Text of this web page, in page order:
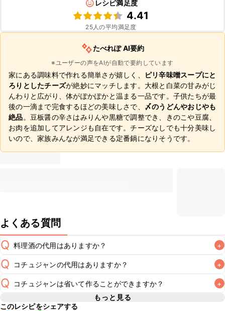
レシピ満足度
4.41
25人の平均満足度
たべれぽ AI要約
※ユーザーの声をAIが自動で要約しています
家にある調味料で作れる簡単さが嬉しく、
ピリ辛味噌スープにと
ろりとしたチーズが絶妙にマッチします。大根と白菜の甘みがじ
んわりと広がり、体がぽかぽかと温まる一品です。子供たちが最
後の一滴まで完食するほどの美味しさで、 〆のうどんやおじやも
絶品。豆板醤の辛さはみりんや黒糖で調整でき、きのこや豆腐、
お肉を追加してアレンジも自在です。チーズなしでも十分美味し
いので、家族みんなが満足できる定番鍋になりそうです。
よくある質問
Q 料理酒の代用はありますか？ +
A
Q コチュジャンの代用はありますか？ +
A
Q コチュジャンは省いて作ることができますか？ +
使用量が少ない場合は省いてもお作りいただけますが、メイ
もっと見る
このレシピをシェアする